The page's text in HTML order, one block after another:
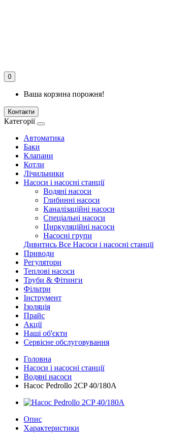
0
Ваша корзина порожня!
Контакти
Категорії
Автоматика
Баки
Клапани
Котли
Лічильники
Насоси і насосні станції
Водяні насоси
Глибинні насоси
Каналізаційні насоси
Спеціальні насоси
Циркуляційні насоси
Насосні групи
Дивитись Все Насоси і насосні станції
Приводи
Регулятори
Теплові насоси
Труби & Фітинги
Фільтри
Інструмент
Ізоляція
Прайс
Акції
Наші об'єкти
Сервісне обслуговування
Головна
Насоси і насосні станції
Водяні насоси
Насос Pedrollo 2CP 40/180A
Опис
Характеристики